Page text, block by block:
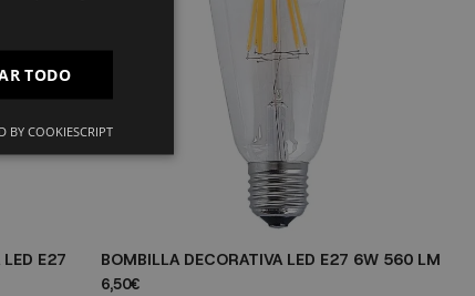
LED E27
BOMBILLA DECORATIVA LED E27 6W 560 LM
6,50€
TODO
BY COOKIESCRIPT